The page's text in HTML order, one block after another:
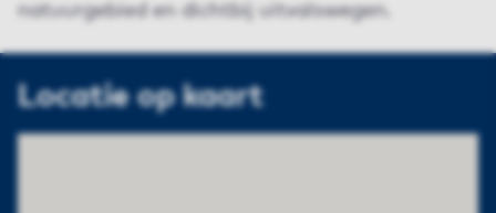
natuurgebied en dichtbij uitvalswegen.
Locatie op kaart